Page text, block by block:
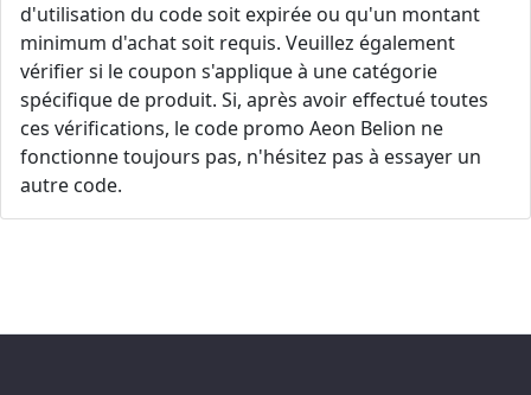
d'utilisation du code soit expirée ou qu'un montant
minimum d'achat soit requis. Veuillez également
vérifier si le coupon s'applique à une catégorie
spécifique de produit. Si, après avoir effectué toutes
ces vérifications, le code promo Aeon Belion ne
fonctionne toujours pas, n'hésitez pas à essayer un
autre code.